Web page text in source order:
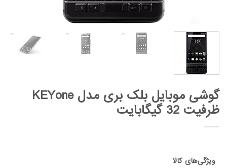
گوشی موبایل بلک بری مدل KEYone
ظرفیت 32 گیگابایت